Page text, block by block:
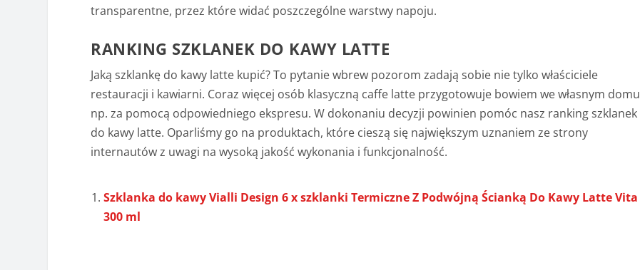
transparentne, przez które widać poszczególne warstwy napoju.
RANKING SZKLANEK DO KAWY LATTE
Jaką szklankę do kawy latte kupić? To pytanie wbrew pozorom zadają sobie nie tylko właściciele
restauracji i kawiarni. Coraz więcej osób klasyczną caffe latte przygotowuje bowiem we własnym domu
np. za pomocą odpowiedniego ekspresu. W dokonaniu decyzji powinien pomóc nasz ranking szklanek
do kawy latte. Oparliśmy go na produktach, które cieszą się największym uznaniem ze strony
internautów z uwagi na wysoką jakość wykonania i funkcjonalność.
Szklanka do kawy Vialli Design 6 x szklanki Termiczne Z Podwójną Ścianką Do Kawy Latte Vita
300 ml